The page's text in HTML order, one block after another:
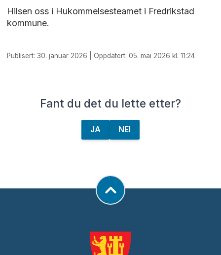
Hilsen oss i Hukommelsesteamet i Fredrikstad
kommune.
Publisert: 30. januar 2026 | Oppdatert: 05. mai 2026 kl. 11:24
Fant du det du lette etter?
JA NEI